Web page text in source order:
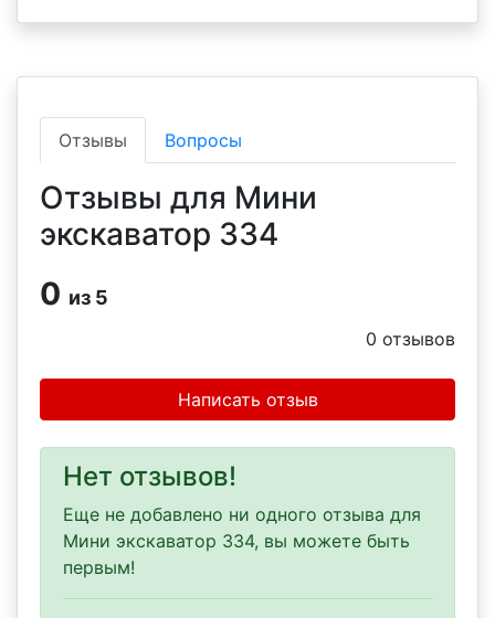
Отзывы Вопросы
Отзывы для Мини
экскаватор 334
0 из 5
0 отзывов
Написать отзыв
Нет отзывов!
Еще не добавлено ни одного отзыва для
Мини экскаватор 334, вы можете быть
первым!